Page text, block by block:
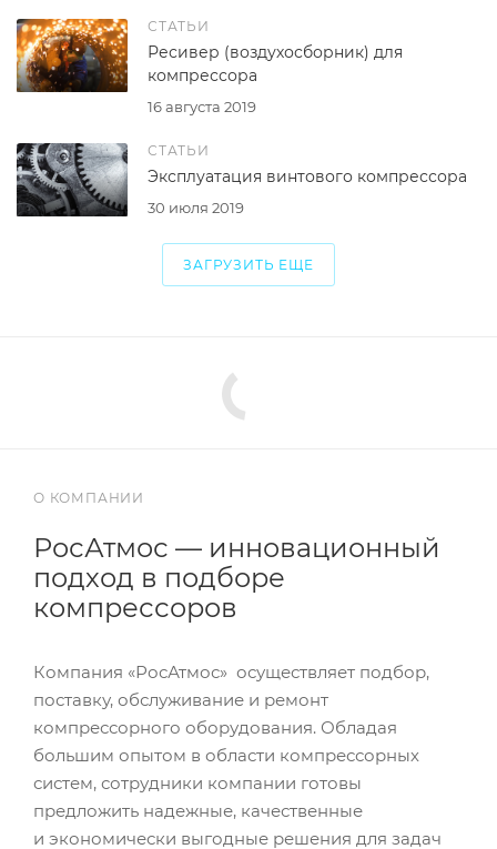
СТАТЬИ
16 августа 2019
Ресивер (воздухосборник) для
компрессора
СТАТЬИ
30 июля 2019
Эксплуатация винтового компрессора
ЗАГРУЗИТЬ ЕЩЕ
О КОМПАНИИ
РосАтмос — инновационный
подход в подборе
компрессоров
Компания «РосАтмос» осуществляет подбор,
поставку, обслуживание и ремонт
компрессорного оборудования. Обладая
большим опытом в области компрессорных
систем, сотрудники компании готовы
предложить надежные, качественные
и экономически выгодные решения для задач